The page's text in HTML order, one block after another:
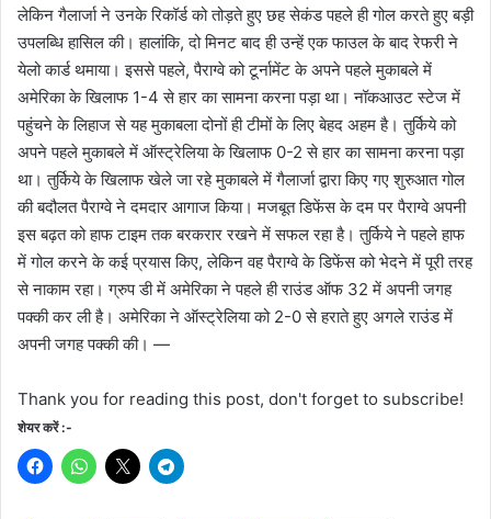
लेकिन गैलार्जा ने उनके रिकॉर्ड को तोड़ते हुए छह सेकंड पहले ही गोल करते हुए बड़ी
उपलब्धि हासिल की। हालांकि, दो मिनट बाद ही उन्हें एक फाउल के बाद रेफरी ने
येलो कार्ड थमाया। इससे पहले, पैराग्वे को टूर्नामेंट के अपने पहले मुकाबले में
अमेरिका के खिलाफ 1-4 से हार का सामना करना पड़ा था। नॉकआउट स्टेज में
पहुंचने के लिहाज से यह मुकाबला दोनों ही टीमों के लिए बेहद अहम है। तुर्किये को
अपने पहले मुकाबले में ऑस्ट्रेलिया के खिलाफ 0-2 से हार का सामना करना पड़ा
था। तुर्किये के खिलाफ खेले जा रहे मुकाबले में गैलार्जा द्वारा किए गए शुरुआत गोल
की बदौलत पैराग्वे ने दमदार आगाज किया। मजबूत डिफेंस के दम पर पैराग्वे अपनी
इस बढ़त को हाफ टाइम तक बरकरार रखने में सफल रहा है। तुर्किये ने पहले हाफ
में गोल करने के कई प्रयास किए, लेकिन वह पैराग्वे के डिफेंस को भेदने में पूरी तरह
से नाकाम रहा। ग्रुप डी में अमेरिका ने पहले ही राउंड ऑफ 32 में अपनी जगह
पक्की कर ली है। अमेरिका ने ऑस्ट्रेलिया को 2-0 से हराते हुए अगले राउंड में
अपनी जगह पक्की की। —
Thank you for reading this post, don't forget to subscribe!
शेयर करें :-